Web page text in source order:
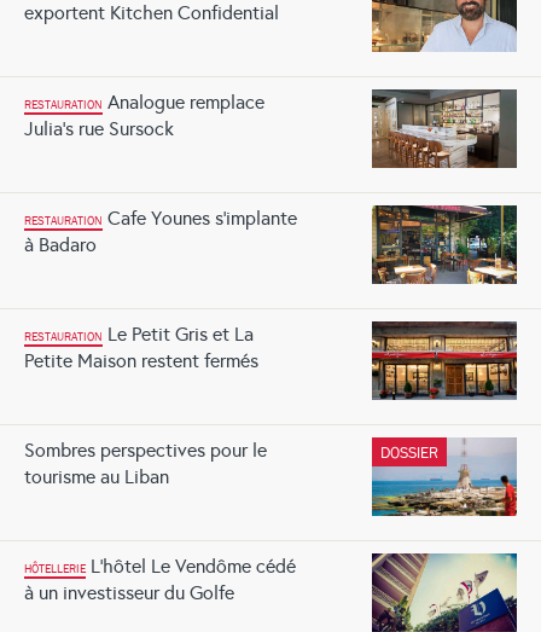
exportent Kitchen Confidential
RESTAURATION Analogue remplace
Julia’s rue Sursock
RESTAURATION Cafe Younes s’implante
à Badaro
RESTAURATION Le Petit Gris et La
Petite Maison restent fermés
DOSSIER
Sombres perspectives pour le
tourisme au Liban
HÔTELLERIE L’hôtel Le Vendôme cédé
à un investisseur du Golfe